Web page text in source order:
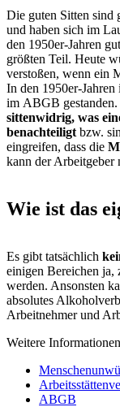
Die guten Sitten sind
und haben sich im
den 1950er-Jahren
größten Teil. Heute
verstoßen, wenn ein
In den 1950er-Jahren
im ABGB gestanden.
sittenwidrig, was
benachteiligt bzw.
eingreifen, dass die
kann der Arbeitgeber
Wie ist das
Es gibt tatsächlich
einigen Bereichen ja,
werden. Ansonsten
absolutes
Arbeitnehmer und
Weitere Informationen
ABGB